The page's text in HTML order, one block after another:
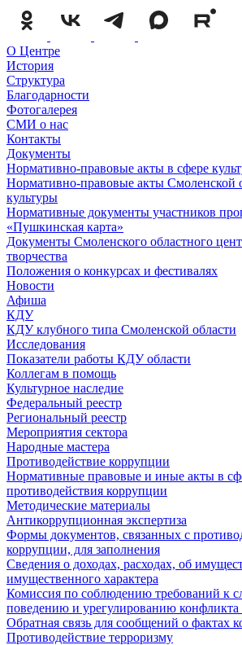
О Центре
История
Структура
Благодарности
Фотогалерея
СМИ о нас
Контакты
Документы
Нормативно-правовые акты в сфере
Нормативно-правовые акты Смоленской
культуры
Нормативные документы участников
«Пушкинская карта»
Документы Смоленского областного
творчества
Положения о конкурсах и фестивалях
Новости
Афиша
КДУ
КДУ клубного типа Смоленской области
Исследования
Показатели работы КДУ области
Коллегам в помощь
Культурное наследие
Федеральный реестр
Региональный реестр
Мероприятия сектора
Народные мастера
Противодействие коррупции
Нормативные правовые и иные акты в
противодействия коррупции
Методические материалы
Антикоррупционная экспертиза
Формы документов, связанных с
коррупции, для заполнения
Сведения о доходах, расходах, об
имущественного характера
Комиссия по соблюдению требований к
поведению и урегулированию конфликта
Обратная связь для сообщений о фактах
Противодействие терроризму